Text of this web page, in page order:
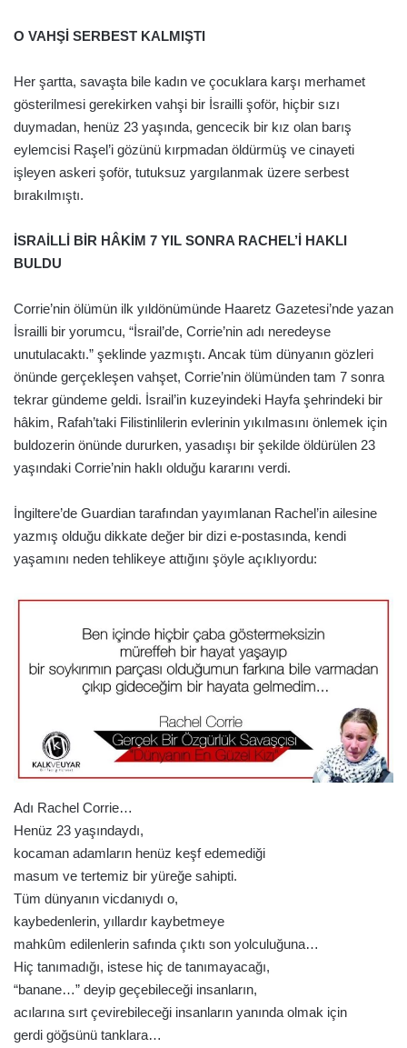
O VAHŞİ SERBEST KALMIŞTI
Her şartta, savaşta bile kadın ve çocuklara karşı merhamet
gösterilmesi gerekirken vahşi bir İsrailli şoför, hiçbir sızı
duymadan, henüz 23 yaşında, gencecik bir kız olan barış
eylemcisi Raşel’i gözünü kırpmadan öldürmüş ve cinayeti
işleyen askeri şoför, tutuksuz yargılanmak üzere serbest
bırakılmıştı.
İSRAİLLİ BİR HÂKİM 7 YIL SONRA RACHEL’İ HAKLI
BULDU
Corrie’nin ölümün ilk yıldönümünde Haaretz Gazetesi’nde yazan
İsrailli bir yorumcu, “İsrail’de, Corrie’nin adı neredeyse
unutulacaktı.” şeklinde yazmıştı. Ancak tüm dünyanın gözleri
önünde gerçekleşen vahşet, Corrie’nin ölümünden tam 7 sonra
tekrar gündeme geldi. İsrail’in kuzeyindeki Hayfa şehrindeki bir
hâkim, Rafah’taki Filistinlilerin evlerinin yıkılmasını önlemek için
buldozerin önünde dururken, yasadışı bir şekilde öldürülen 23
yaşındaki Corrie’nin haklı olduğu kararını verdi.
İngiltere’de Guardian tarafından yayımlanan Rachel’in ailesine
yazmış olduğu dikkate değer bir dizi e-postasında, kendi
yaşamını neden tehlikeye attığını şöyle açıklıyordu:
Adı Rachel Corrie…
Henüz 23 yaşındaydı,
kocaman adamların henüz keşf edemediği
masum ve tertemiz bir yüreğe sahipti.
Tüm dünyanın vicdanıydı o,
kaybedenlerin, yıllardır kaybetmeye
mahkûm edilenlerin safında çıktı son yolculuğuna…
Hiç tanımadığı, istese hiç de tanımayacağı,
“banane…” deyip geçebileceği insanların,
acılarına sırt çevirebileceği insanların yanında olmak için
gerdi göğsünü tanklara…